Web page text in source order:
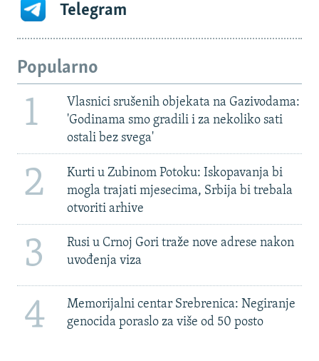
Telegram
Popularno
1
Vlasnici srušenih objekata na Gazivodama:
'Godinama smo gradili i za nekoliko sati
ostali bez svega'
2
Kurti u Zubinom Potoku: Iskopavanja bi
mogla trajati mjesecima, Srbija bi trebala
otvoriti arhive
3
Rusi u Crnoj Gori traže nove adrese nakon
uvođenja viza
4
Memorijalni centar Srebrenica: Negiranje
genocida poraslo za više od 50 posto